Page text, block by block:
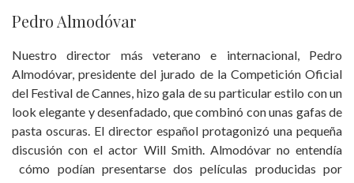
Pedro Almodóvar
Nuestro director más veterano e internacional, Pedro
Almodóvar, presidente del jurado de la Competición Oficial
del Festival de Cannes, hizo gala de su particular estilo con un
look elegante y desenfadado, que combinó con unas gafas de
pasta oscuras. El director español protagonizó una pequeña
discusión con el actor Will Smith. Almodóvar no entendía
cómo podían presentarse dos películas producidas por